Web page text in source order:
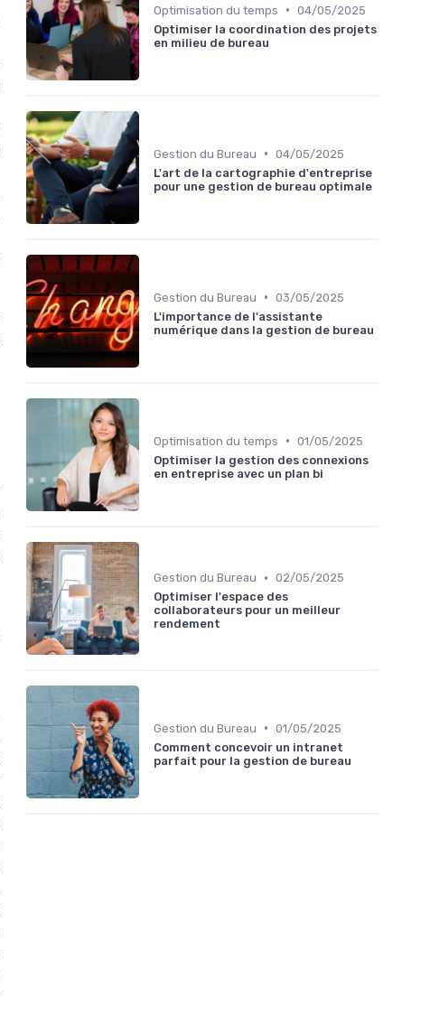
Optimisation du temps • 04/05/2025
Optimiser la coordination des projets
en milieu de bureau
Gestion du Bureau • 04/05/2025
L'art de la cartographie d'entreprise
pour une gestion de bureau optimale
Gestion du Bureau • 03/05/2025
L'importance de l'assistante
numérique dans la gestion de bureau
Optimisation du temps • 01/05/2025
Optimiser la gestion des connexions
en entreprise avec un plan bi
Gestion du Bureau • 02/05/2025
Optimiser l'espace des
collaborateurs pour un meilleur
rendement
Gestion du Bureau • 01/05/2025
Comment concevoir un intranet
parfait pour la gestion de bureau